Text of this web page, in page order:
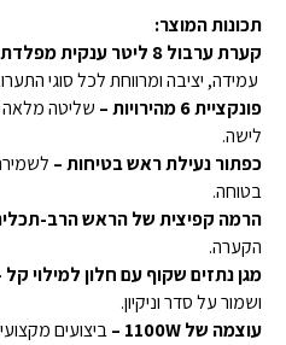
תכונות המוצר:
קערת ערבול 8 ליטר
עמידה, יציבה ומרווחת לכל סוגי
פונקציית 6 מהירויות –
שליטה
לישה.
כפתור נעילת ראש בטיחות –
בטוחה.
הרמה קפיצית של הראש הרב-
הקערה.
מגן נתזים שקוף עם חלון למילוי קל
ושמור על סדר וניקיון.
עוצמה של 1100W –
ביצועים